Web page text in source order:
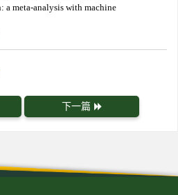
a meta-analysis with machine
下一篇